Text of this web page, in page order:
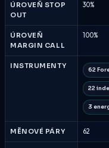
ÚROVEŇ STOP
OUT
30%
ÚROVEŇ
MARGIN CALL
100%
INSTRUMENTY 62
22
3
MĚNOVÉ PÁRY 62